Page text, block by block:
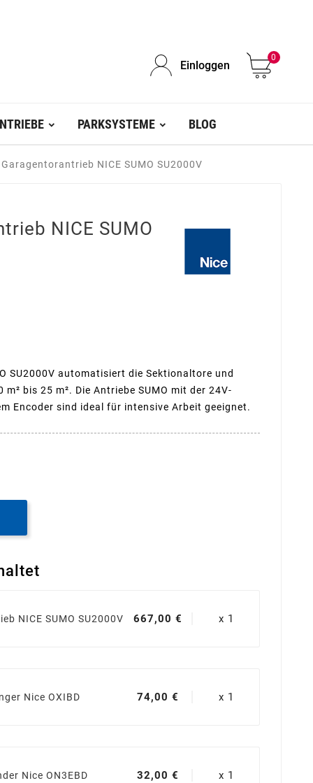
Einloggen
0
PARKSYSTEME BLOG
NICE SUMO SU2000V
NICE SUMO
SU2000V automatisiert die Sektionaltore und
bis 25 m². Die Antriebe SUMO mit der 24V-
Encoder sind ideal für intensive Arbeit geeignet.
NICE SUMO SU2000V 667,00 € x 1
Nice OXIBD 74,00 € x 1
Nice ON3EBD 32,00 € x 1